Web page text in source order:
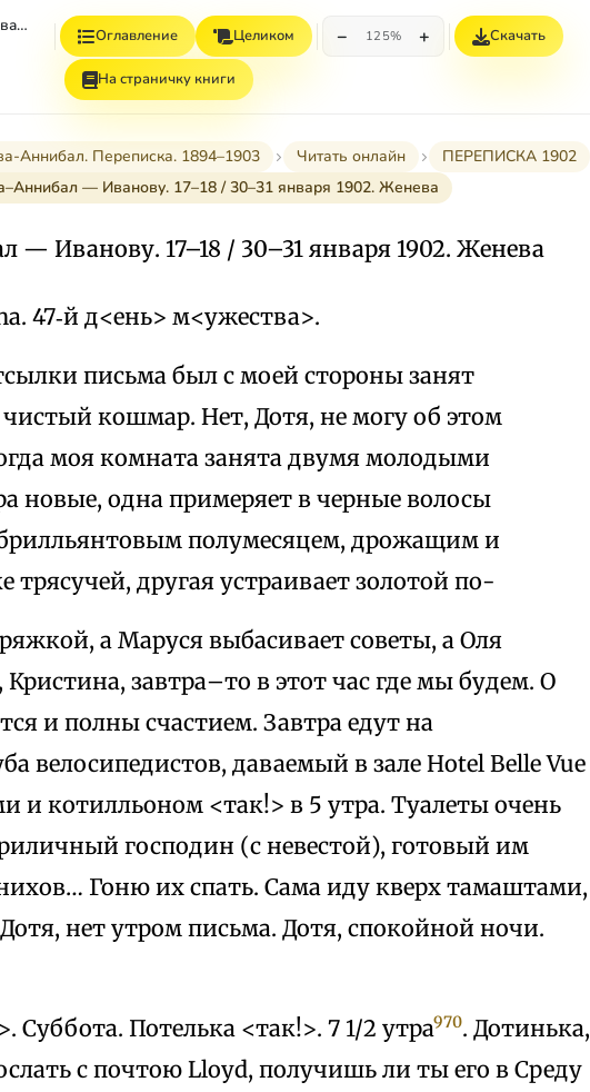
Вячеслав Иванов, Лидия Зиновьева–Аннибал Переписка. 1894–1903. Том II Оглавление Целиком − 125% + Скачать
На страничку книги
Аннибал. Переписка. 1894–1903 Читать онлайн
ПЕРЕПИСКА 1902
— Иванову. 17–18 / 30–31 января 1902. Женева
— Иванову. 17–18 / 30–31 января 1902. Женева
47‑й д<ень> м<ужества>.
письма был с моей стороны занят
кошмар. Нет, Дотя, не могу об этом
моя комната занята двумя молодыми
новые, одна примеряет в черные волосы
полумесяцем, дрожащим и
другая устраивает золотой по-
а Маруся выбасивает советы, а Оля
завтра–то в этот час где мы будем. О
и полны счастием. Завтра едут на
велосипедистов, даваемый в зале Hotel Belle Vue
котилльоном <так!> в 5 утра. Туалеты очень
господин (с невестой), готовый им
Гоню их спать. Сама иду кверх тамаштами,
Дотя, нет утром письма. Дотя, спокойной ночи.
Суббота. Потелька <так!>. 7 1/2 утра970. Дотинька,
с почтою Lloyd, получишь ли ты его в Среду